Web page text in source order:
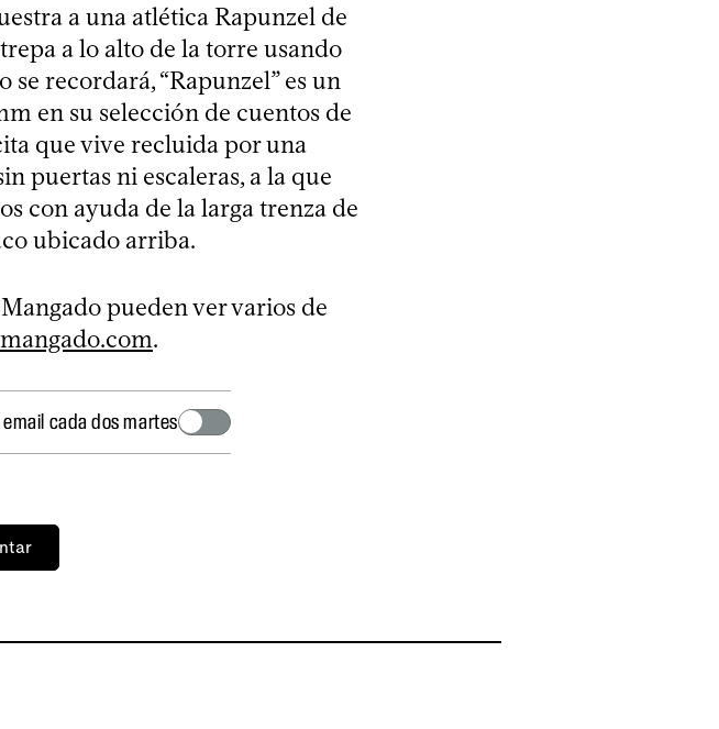
a una atlética Rapunzel de
a lo alto de la torre usando
recordará, “Rapunzel” es un
en su selección de cuentos de
que vive recluida por una
puertas ni escaleras, a la que
con ayuda de la larga trenza de
ubicado arriba.
pueden ver varios de
.
cada dos martes